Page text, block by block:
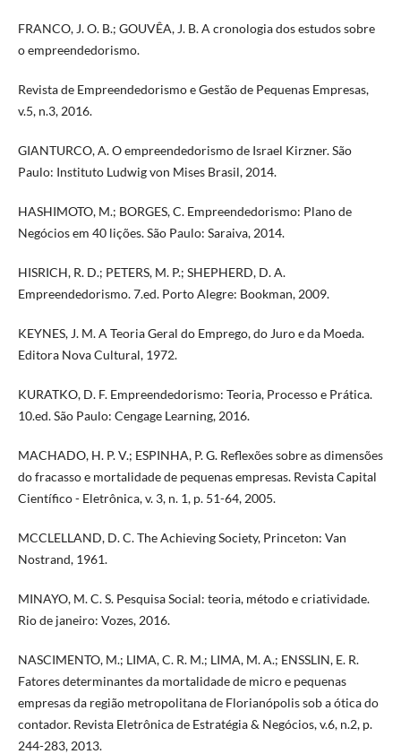
FRANCO, J. O. B.; GOUVÊA, J. B. A cronologia dos estudos sobre
o empreendedorismo.
Revista de Empreendedorismo e Gestão de Pequenas Empresas,
v.5, n.3, 2016.
GIANTURCO, A. O empreendedorismo de Israel Kirzner. São
Paulo: Instituto Ludwig von Mises Brasil, 2014.
HASHIMOTO, M.; BORGES, C. Empreendedorismo: Plano de
Negócios em 40 lições. São Paulo: Saraiva, 2014.
HISRICH, R. D.; PETERS, M. P.; SHEPHERD, D. A.
Empreendedorismo. 7.ed. Porto Alegre: Bookman, 2009.
KEYNES, J. M. A Teoria Geral do Emprego, do Juro e da Moeda.
Editora Nova Cultural, 1972.
KURATKO, D. F. Empreendedorismo: Teoria, Processo e Prática.
10.ed. São Paulo: Cengage Learning, 2016.
MACHADO, H. P. V.; ESPINHA, P. G. Reflexões sobre as dimensões
do fracasso e mortalidade de pequenas empresas. Revista Capital
Científico - Eletrônica, v. 3, n. 1, p. 51-64, 2005.
MCCLELLAND, D. C. The Achieving Society, Princeton: Van
Nostrand, 1961.
MINAYO, M. C. S. Pesquisa Social: teoria, método e criatividade.
Rio de janeiro: Vozes, 2016.
NASCIMENTO, M.; LIMA, C. R. M.; LIMA, M. A.; ENSSLIN, E. R.
Fatores determinantes da mortalidade de micro e pequenas
empresas da região metropolitana de Florianópolis sob a ótica do
contador. Revista Eletrônica de Estratégia & Negócios, v.6, n.2, p.
244-283, 2013.